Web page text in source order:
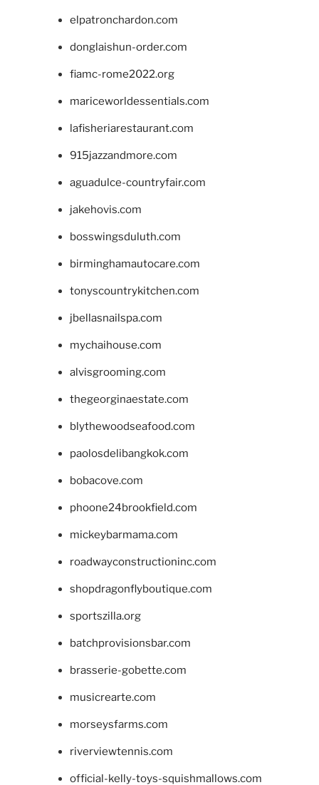
elpatronchardon.com
donglaishun-order.com
fiamc-rome2022.org
mariceworldessentials.com
lafisheriarestaurant.com
915jazzandmore.com
aguadulce-countryfair.com
jakehovis.com
bosswingsduluth.com
birminghamautocare.com
tonyscountrykitchen.com
jbellasnailspa.com
mychaihouse.com
alvisgrooming.com
thegeorginaestate.com
blythewoodseafood.com
paolosdelibangkok.com
bobacove.com
phoone24brookfield.com
mickeybarmama.com
roadwayconstructioninc.com
shopdragonflyboutique.com
sportszilla.org
batchprovisionsbar.com
brasserie-gobette.com
musicrearte.com
morseysfarms.com
riverviewtennis.com
official-kelly-toys-squishmallows.com